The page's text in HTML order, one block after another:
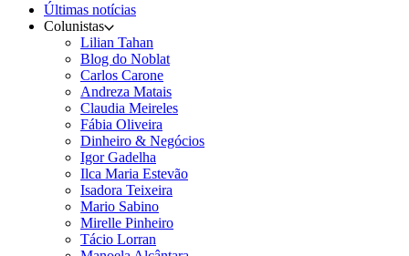
Últimas notícias
Colunistas
Lilian Tahan
Blog do Noblat
Carlos Carone
Andreza Matais
Claudia Meireles
Fábia Oliveira
Dinheiro & Negócios
Igor Gadelha
Ilca Maria Estevão
Isadora Teixeira
Mario Sabino
Mirelle Pinheiro
Tácio Lorran